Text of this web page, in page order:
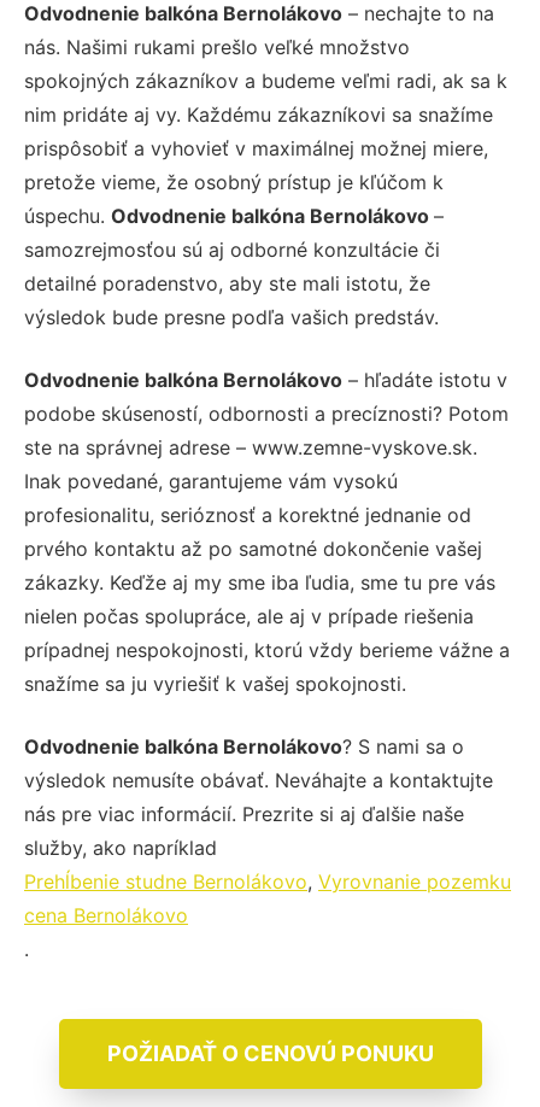
Odvodnenie balkóna Bernolákovo – nechajte to na
nás. Našimi rukami prešlo veľké množstvo
spokojných zákazníkov a budeme veľmi radi, ak sa k
nim pridáte aj vy. Každému zákazníkovi sa snažíme
prispôsobiť a vyhovieť v maximálnej možnej miere,
pretože vieme, že osobný prístup je kľúčom k
úspechu. Odvodnenie balkóna Bernolákovo –
samozrejmosťou sú aj odborné konzultácie či
detailné poradenstvo, aby ste mali istotu, že
výsledok bude presne podľa vašich predstáv.
Odvodnenie balkóna Bernolákovo – hľadáte istotu v
podobe skúseností, odbornosti a precíznosti? Potom
ste na správnej adrese – www.zemne-vyskove.sk.
Inak povedané, garantujeme vám vysokú
profesionalitu, serióznosť a korektné jednanie od
prvého kontaktu až po samotné dokončenie vašej
zákazky. Keďže aj my sme iba ľudia, sme tu pre vás
nielen počas spolupráce, ale aj v prípade riešenia
prípadnej nespokojnosti, ktorú vždy berieme vážne a
snažíme sa ju vyriešiť k vašej spokojnosti.
Odvodnenie balkóna Bernolákovo? S nami sa o
výsledok nemusíte obávať. Neváhajte a kontaktujte
nás pre viac informácií. Prezrite si aj ďalšie naše
služby, ako napríklad
Prehĺbenie studne Bernolákovo, Vyrovnanie pozemku
cena Bernolákovo
.
POŽIADAŤ O CENOVÚ PONUKU